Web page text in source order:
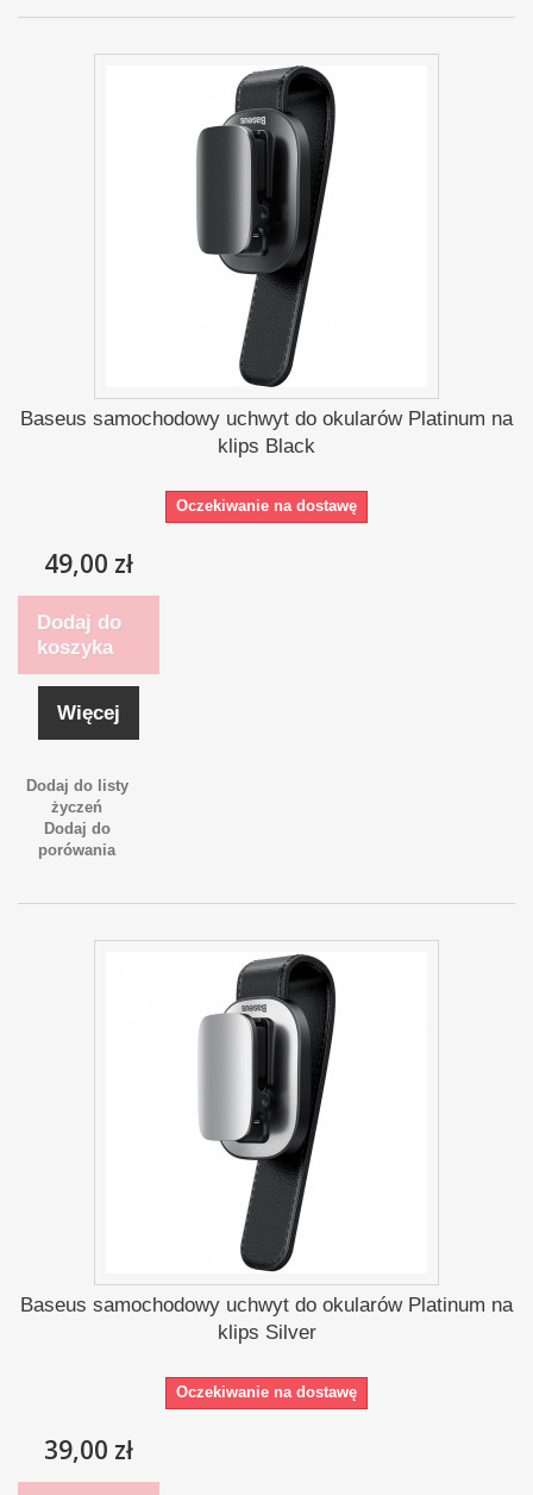
Baseus samochodowy uchwyt do okularów Platinum na
klips Black
Oczekiwanie na dostawę
49,00 zł
Dodaj do
koszyka
Więcej
Dodaj do listy
życzeń
Dodaj do
porówania
Baseus samochodowy uchwyt do okularów Platinum na
klips Silver
Oczekiwanie na dostawę
39,00 zł